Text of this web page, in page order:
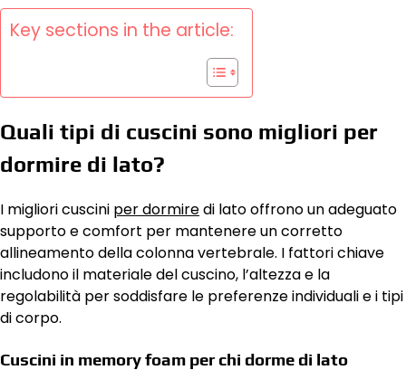
Key sections in the article:
Quali tipi di cuscini sono migliori per
dormire di lato?
I migliori cuscini per dormiredi lato offrono un adeguato
supporto e comfort per mantenere un corretto
allineamento della colonna vertebrale. I fattori chiave
includono il materiale del cuscino, l’altezza e la
regolabilità per soddisfare le preferenze individuali e i tipi
di corpo.
Cuscini in memory foam per chi dorme di lato